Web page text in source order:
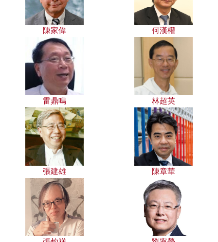
陳家偉 何漢權
雷鼎鳴 林超英
張建雄 陳章華